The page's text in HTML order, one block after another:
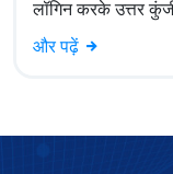
लॉगिन करके उत्तर
और पढ़ें